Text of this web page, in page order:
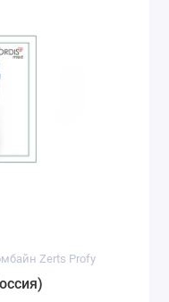
Zerts Profy